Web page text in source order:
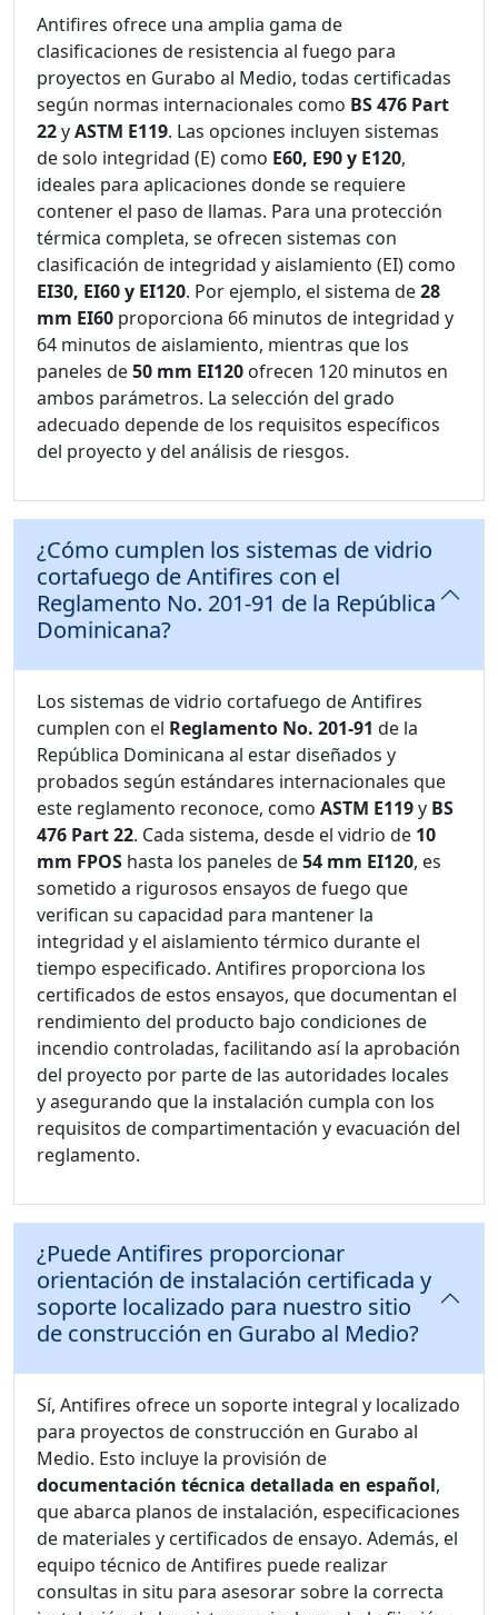
Antifires ofrece una amplia gama de
clasificaciones de resistencia al fuego para
proyectos en Gurabo al Medio, todas certificadas
según normas internacionales como BS 476 Part
22yASTM E119. Las opciones incluyen sistemas
de solo integridad (E) como E60, E90 y E120,
ideales para aplicaciones donde se requiere
contener el paso de llamas. Para una protección
térmica completa, se ofrecen sistemas con
clasificación de integridad y aislamiento (EI) como
EI30, EI60 y EI120. Por ejemplo, el sistema de28
mm EI60 proporciona 66 minutos de integridad y
64 minutos de aislamiento, mientras que los
paneles de50 mm EI120 ofrecen 120 minutos en
ambos parámetros. La selección del grado
adecuado depende de los requisitos específicos
del proyecto y del análisis de riesgos.
¿Cómo cumplen los sistemas de vidrio
cortafuego de Antifires con el
Reglamento No. 201-91 de la República
Dominicana?
Los sistemas de vidrio cortafuego de Antifires
cumplen con el Reglamento No. 201-91 de la
República Dominicana al estar diseñados y
probados según estándares internacionales que
este reglamento reconoce, como ASTM E119y BS
476 Part 22. Cada sistema, desde el vidrio de 10
mm FPOS hasta los paneles de54 mm EI120, es
sometido a rigurosos ensayos de fuego que
verifican su capacidad para mantener la
integridad y el aislamiento térmico durante el
tiempo especificado. Antifires proporciona los
certificados de estos ensayos, que documentan el
rendimiento del producto bajo condiciones de
incendio controladas, facilitando así la aprobación
del proyecto por parte de las autoridades locales
y asegurando que la instalación cumpla con los
requisitos de compartimentación y evacuación del
reglamento.
¿Puede Antifires proporcionar
orientación de instalación certificada y
soporte localizado para nuestro sitio
de construcción en Gurabo al Medio?
Sí, Antifires ofrece un soporte integral y localizado
para proyectos de construcción en Gurabo al
Medio. Esto incluye la provisión de
documentación técnica detallada en español,
que abarca planos de instalación, especificaciones
de materiales y certificados de ensayo. Además, el
equipo técnico de Antifires puede realizar
consultas in situ para asesorar sobre la correcta